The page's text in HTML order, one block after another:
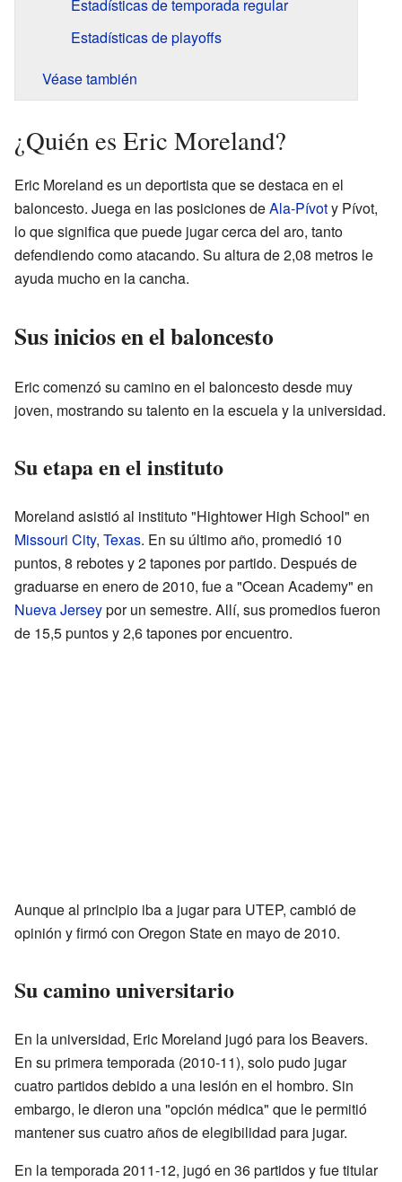
Estadísticas de temporada regular
Estadísticas de playoffs
Véase también
¿Quién es Eric Moreland?
Eric Moreland es un deportista que se destaca en el
baloncesto. Juega en las posiciones deAla-Pívoty Pívot,
lo que significa que puede jugar cerca del aro, tanto
defendiendo como atacando. Su altura de 2,08 metros le
ayuda mucho en la cancha.
Sus inicios en el baloncesto
Eric comenzó su camino en el baloncesto desde muy
joven, mostrando su talento en la escuela y la universidad.
Su etapa en el instituto
Moreland asistió al instituto "Hightower High School" en
Missouri City, Texas. En su último año, promedió 10
puntos, 8 rebotes y 2 tapones por partido. Después de
graduarse en enero de 2010, fue a "Ocean Academy" en
Nueva Jerseypor un semestre. Allí, sus promedios fueron
de 15,5 puntos y 2,6 tapones por encuentro.
Aunque al principio iba a jugar para UTEP, cambió de
opinión y firmó con Oregon State en mayo de 2010.
Su camino universitario
En la universidad, Eric Moreland jugó para los Beavers.
En su primera temporada (2010-11), solo pudo jugar
cuatro partidos debido a una lesión en el hombro. Sin
embargo, le dieron una "opción médica" que le permitió
mantener sus cuatro años de elegibilidad para jugar.
En la temporada 2011-12, jugó en 36 partidos y fue titular